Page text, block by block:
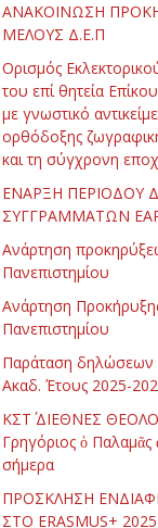
ΑΝΑΚΟΙΝΩΣΗ
ΜΕΛΟΥΣ Δ.Ε.Π
Ορισμός
του επί θητεία
με γνωστικό
ορθόδοξης
και τη σύγχρονη
ΕΝΑΡΞΗ ΠΕΡΙΟΔΟΥ
ΣΥΓΓΡΑΜΜΑΤΩΝ
Ανάρτηση
Πανεπιστημίου
Ανάρτηση
Πανεπιστημίου
Παράταση δηλώσεων
Ακαδ. Έτους 2025-
ΚΣΤ΄ ΔΙΕΘΝΕΣ
Γρηγόριος ὁ Παλαμᾶς
σήμερα
ΠΡΟΣΚΛΗΣΗ
ΣΤΟ ERASMUS+